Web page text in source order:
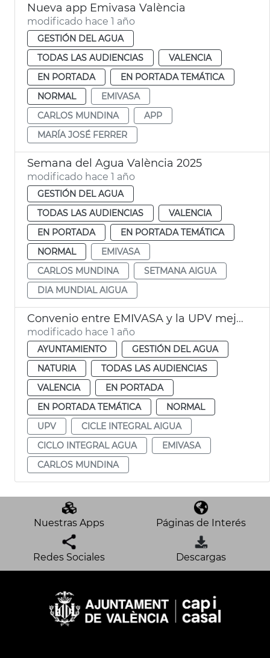
Nueva app Emivasa València
modificado hace 1 año
GESTIÓN DEL AGUA
TODAS LAS AUDIENCIAS
VALENCIA
EN PORTADA
EN PORTADA TEMÁTICA
NORMAL
EMIVASA
CARLOS MUNDINA
APP
MARÍA JOSÉ FERRER
Semana del Agua València 2025
modificado hace 1 año
GESTIÓN DEL AGUA
TODAS LAS AUDIENCIAS
VALENCIA
EN PORTADA
EN PORTADA TEMÁTICA
NORMAL
EMIVASA
CARLOS MUNDINA
SETMANA AIGUA
DIA MUNDIAL AIGUA
Convenio entre EMIVASA y la UPV mejora eficiencia recursos hídricos del campus
modificado hace 1 año
AYUNTAMIENTO
GESTIÓN DEL AGUA
NATURIA
TODAS LAS AUDIENCIAS
VALENCIA
EN PORTADA
EN PORTADA TEMÁTICA
NORMAL
UPV
CICLE INTEGRAL AIGUA
CICLO INTEGRAL AGUA
EMIVASA
CARLOS MUNDINA
Nuestras Apps Páginas de Interés
Redes Sociales Descargas